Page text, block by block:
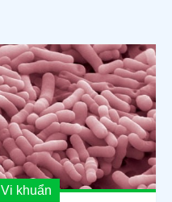
Vi khuẩn